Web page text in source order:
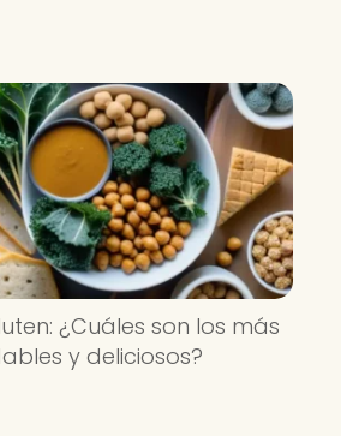
¿Cuáles son los más
y deliciosos?